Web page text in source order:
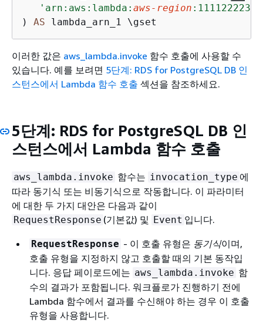
'arn:aws:lambda: aws-region
) AS lambda_arn_1 \gset
이러한 값은 aws_lambda.invoke 함수 호출에 사용할 수
있습니다. 예를 보려면 5단계: RDS for PostgreSQL DB 인
스턴스에서 Lambda 함수 호출 섹션을 참조하세요.
5단계: RDS for PostgreSQL DB 인
스턴스에서 Lambda 함수 호출
aws_lambda.invoke 함수는 invocation_type 에
따라 동기식 또는 비동기식으로 작동합니다. 이 파라미터
에 대한 두 가지 대안은 다음과 같이
RequestResponse (기본값) 및 Event 입니다.
RequestResponse - 이 호출 유형은 동기식이며,
호출 유형을 지정하지 않고 호출할 때의 기본 동작입
니다. 응답 페이로드에는 aws_lambda.invoke 함
수의 결과가 포함됩니다. 워크플로가 진행하기 전에
Lambda 함수에서 결과를 수신해야 하는 경우 이 호출
유형을 사용합니다.